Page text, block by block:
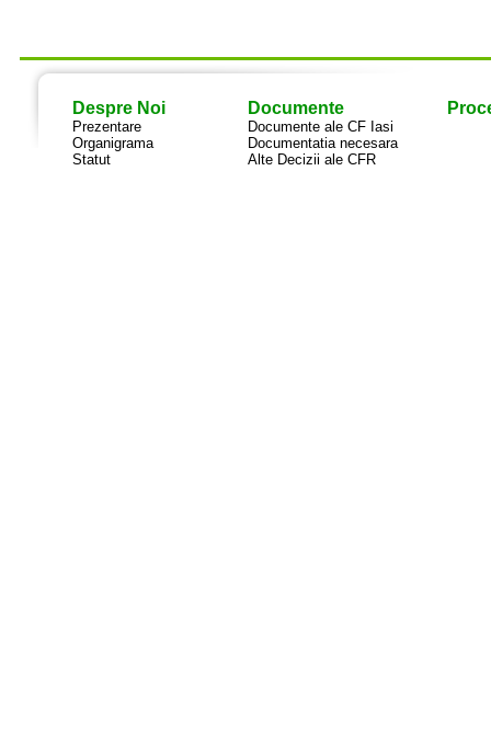
Despre Noi
Prezentare
Organigrama
Statut
Documente
Documente ale CF Iasi
Documentatia necesara
Alte Decizii ale CFR